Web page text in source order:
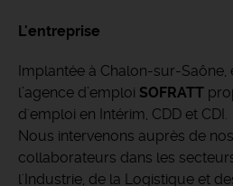
L'entreprise
Implantée à Chalon-sur-Saône,
l’agence d’emploi SOFRATT
d'emploi en Intérim, CDD et CDI.
Nous intervenons auprès de
collaborateurs dans les
l'Industrie, de la Logistique et